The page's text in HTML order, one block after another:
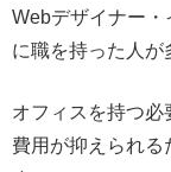
Webデザイナー
に職を持った人が
オフィスを持つ必
費用が抑えられる